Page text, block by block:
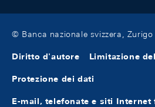
© Banca nazionale svizzera, Zurigo
Diritto d'autore Limitazione
Protezione dei dati
E-mail, telefonate e siti Internet